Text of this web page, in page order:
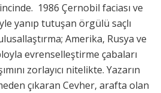
1986 Çernobil faciası ve
yanıp tutuşan örgülü saçlı
Amerika, Rusya ve
evrenselleştirme çabaları
zorlayıcı nitelikte. Yazarın
çıkaran Cevher, arafta olan